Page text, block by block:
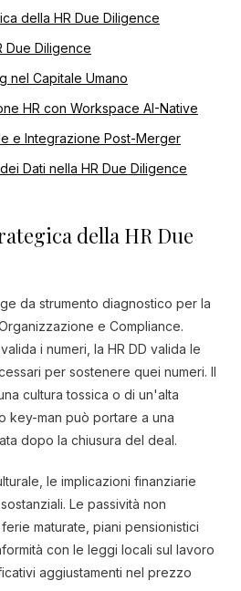
della HR Due Diligence
Due Diligence
nel Capitale Umano
HR con Workspace AI-Native
e Integrazione Post-Merger
Dati nella HR Due Diligence
della HR Due
da strumento diagnostico per la
e Compliance.
i numeri, la HR DD valida le
per sostenere quei numeri. Il
cultura tossica o di un'alta
key-man può portare a una
dopo la chiusura del deal.
le implicazioni finanziarie
Le passività non
maturate, piani pensionistici
con le leggi locali sul lavoro
aggiustamenti nel prezzo